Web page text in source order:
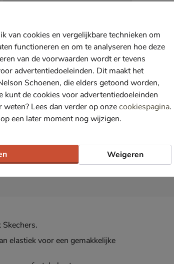
elastiek voor een gemakkelijke
van cookies en vergelijkbare technieken om
functioneren en om te analyseren hoe deze
van de voorwaarden wordt er tevens
advertentiedoeleinden. Dit maakt het
Schoenen, die elders getoond worden,
kunt de cookies voor advertentiedoeleinden
Lees dan verder op onzecookiespagina.
een later moment nog wijzigen.
Weigeren